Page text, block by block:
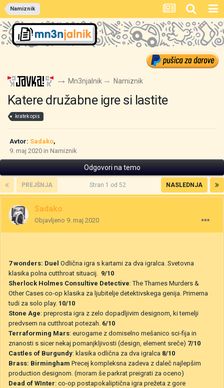
Namiznik
Mn3njalnik Namiznik
Katere družabne igre si lastite
kratek opis
Avtor: Sadako,
9. maj 2020 in Namiznik
Odgovori na temo
PREJŠNJA NASLEDNJA
Stran 1 od 52
Sadako
Objavljeno 9. maj 2020
7 wonders: Duel Odlična igra s kartami za dva igralca. Svetovna
klasika polna cutthroat situacij. 9/10
Sherlock Holmes Consultive Detective: The Thames Murders &
Other Cases co-op klasika za ljubitelje detektivskega genija. Primerna
tudi za solo play. 10/10
Stone Age: preprosta igra z zelo dopadljivim designom, ki temelji
predvsem na cutthroat potezah. 6/10
Terraforming Mars: eurogame z domiselno mešanico sci-fija in
znanosti s sicer nekaj pomanjkljivosti (design, element sreče) 7/10
Castles of Burgundy: klasika odlična za dva igralca 8/10
Brass: Birmingham Precej kompleksna zadeva z daleč najlepšim
production designom. (moram še parkrat preigrati za oceno)
Dead of WInter: co-op postapokaliptična igra prežeta z gore